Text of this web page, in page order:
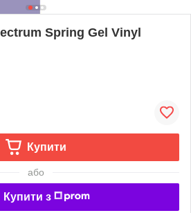
Spring Gel Vinyl
Купити
або
Купити з